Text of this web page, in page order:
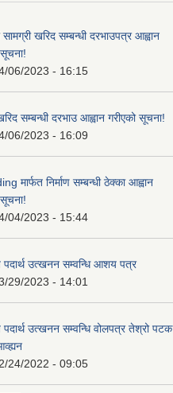
खरिद सम्बन्धी दरभाउपत्र आह्वान
सूचना!
06/2023 - 16:15
सम्बन्धी दरभाउ आह्वान गरीएको सूचना!
06/2023 - 16:09
मार्फत निर्माण सम्बन्धी ठेक्का आह्वान
सूचना!
04/2023 - 15:44
पदार्थ उत्खनन सम्वन्धि आशय पत्र
29/2023 - 14:01
पदार्थ उत्खनन सम्वन्धि वोलपत्र तेश्रो पटक
24/2022 - 09:05